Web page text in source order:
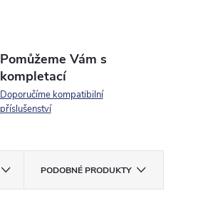
Pomůžeme Vám s
kompletací
Doporučíme kompatibilní
příslušenství
PODOBNÉ PRODUKTY